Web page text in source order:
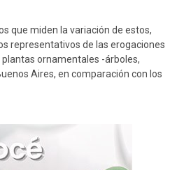
que miden la variación de estos,
representativos de las erogaciones
ornamentales -árboles,
Aires, en comparación con los